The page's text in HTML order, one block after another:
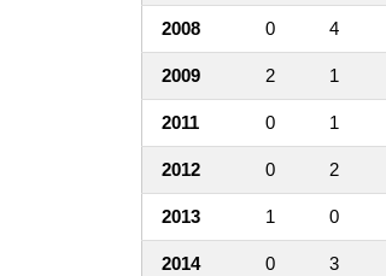
2008 0 4
2009 2 1
2011 0 1
2012 0 2
2013 1 0
2014 0 3